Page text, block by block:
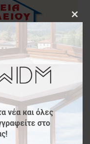
νέα και όλες
στο